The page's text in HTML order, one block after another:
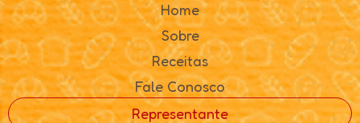
Home
Sobre
Receitas
Fale Conosco
Representante